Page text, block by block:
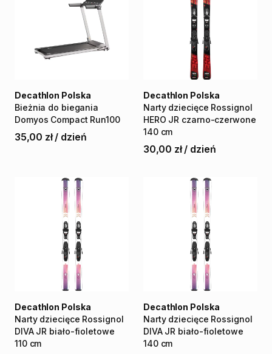
Bieżnia do biegania
Domyos Compact Run100
Decathlon Polska
35,00 zł / dzień
Narty dziecięce Rossignol
HERO JR czarno-czerwone
140 cm
Decathlon Polska
30,00 zł / dzień
Narty dziecięce Rossignol
DIVA JR biało-fioletowe
110 cm
Decathlon Polska
Narty dziecięce Rossignol
DIVA JR biało-fioletowe
140 cm
Decathlon Polska